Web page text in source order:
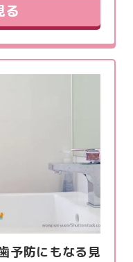
る
予防にもなる見